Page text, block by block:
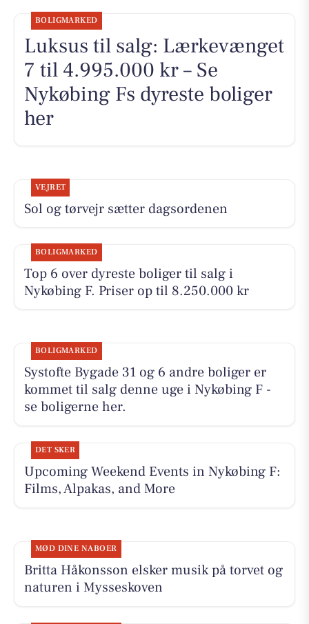
BOLIGMARKED
Luksus til salg: Lærkevænget
7 til 4.995.000 kr – Se
Nykøbing Fs dyreste boliger
her
VEJRET
Sol og tørvejr sætter dagsordenen
BOLIGMARKED
Top 6 over dyreste boliger til salg i
Nykøbing F. Priser op til 8.250.000 kr
BOLIGMARKED
Systofte Bygade 31 og 6 andre boliger er
kommet til salg denne uge i Nykøbing F -
se boligerne her.
DET SKER
Upcoming Weekend Events in Nykøbing F:
Films, Alpakas, and More
MØD DINE NABOER
Britta Håkonsson elsker musik på torvet og
naturen i Mysseskoven